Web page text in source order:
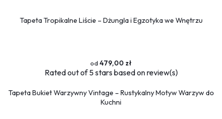
Tapeta Tropikalne Liście – Dżungla i Egzotyka we Wnętrzu
479,00 zł
Ratedout of 5 stars based onreview(s)
Tapeta Bukiet Warzywny Vintage – Rustykalny Motyw Warzyw do
Kuchni